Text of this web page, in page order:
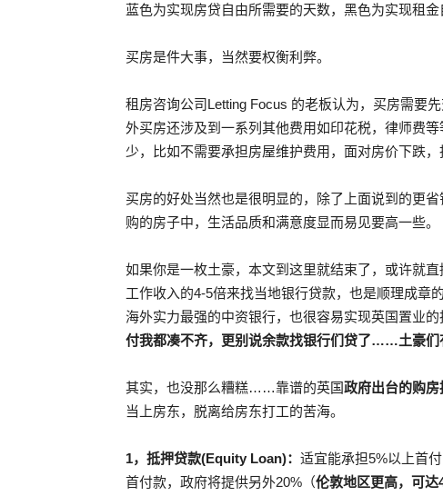
蓝色为实现房贷自由所需要的天数，黑色为实现租
买房是件大事，当然要权衡利弊。
租房咨询公司Letting Focus 的老板认为，买房需要
外买房还涉及到一系列其他费用如印花税，律师费
少，比如不需要承担房屋维护费用，面对房价下跌
买房的好处当然也是很明显的，除了上面说到的更
购的房子中，生活品质和满意度显而易见要高一些。
如果你是一枚土豪，本文到这里就结束了，或许就
工作收入的4-5倍来找当地银行贷款，也是顺理成章
海外实力最强的中资银行，也很容易实现英国置业的
付我都凑不齐，更别说余款找银行们贷了……土豪们
其实，也没那么糟糕……靠谱的英国政府出台的购房
当上房东，脱离给房东打工的苦海。
1，抵押贷款(Equity Loan)： 适宜能承担5%以上首
首付款，政府将提供另外20%（伦敦地区更高，可达